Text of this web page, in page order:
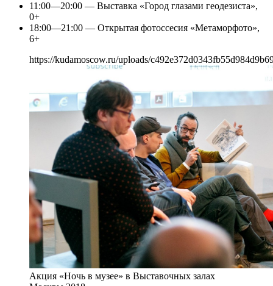
11:00—20:00 — Выставка «Город глазами геодезиста»,
0+
18:00—21:00 — Открытая фотоссесия «Метаморфото»,
6+
https://kudamoscow.ru/uploads/
Акция «Ночь в музее» в Выставочных залах